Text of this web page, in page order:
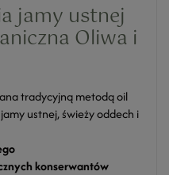
jamy ustnej
Oliwa i
tradycyjną metodą oil
ustnej, świeży oddech i
konserwantów